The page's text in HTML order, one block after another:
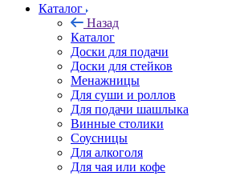
Каталог
Назад
Каталог
Доски для подачи
Доски для стейков
Менажницы
Для суши и роллов
Для подачи шашлыка
Винные столики
Соусницы
Для алкоголя
Для чая или кофе